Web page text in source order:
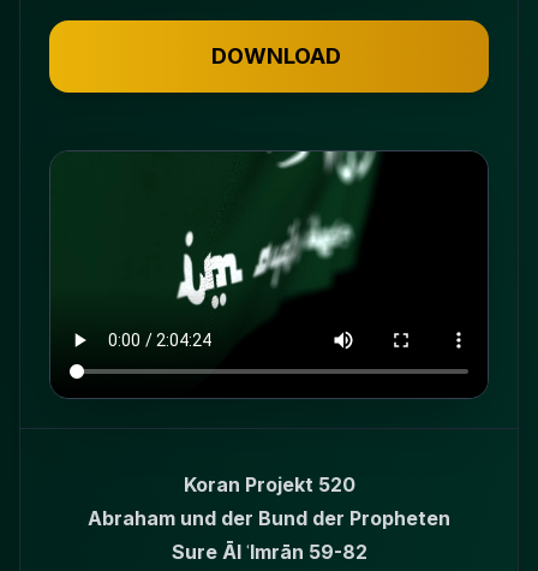
DOWNLOAD
Koran Projekt 520
Abraham und der Bund der Propheten
Sure Āl ʿImrān 59-82